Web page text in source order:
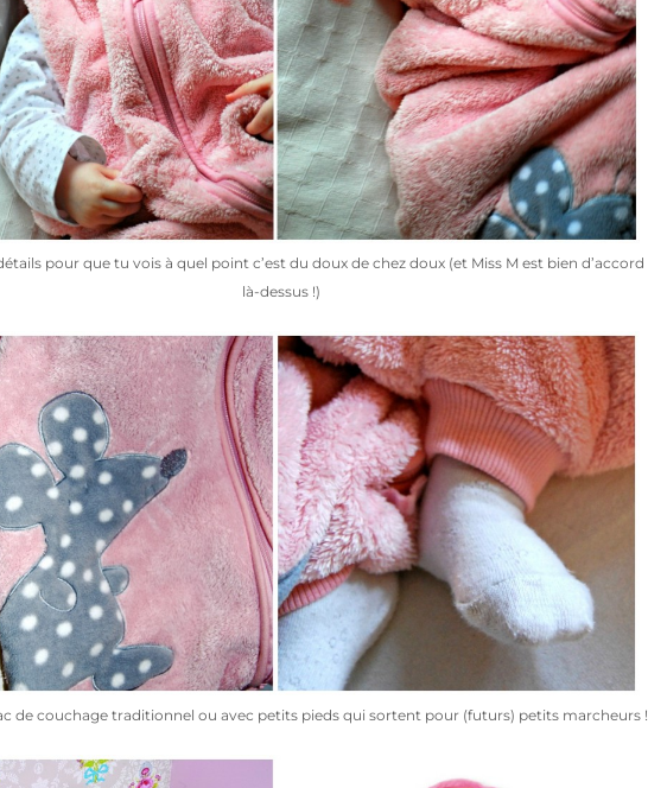
pour que tu vois à quel point c’est du doux de chez doux (et Miss M est bien d’accord
là-dessus !)
de couchage traditionnel ou avec petits pieds qui sortent pour (futurs) petits marcheurs !